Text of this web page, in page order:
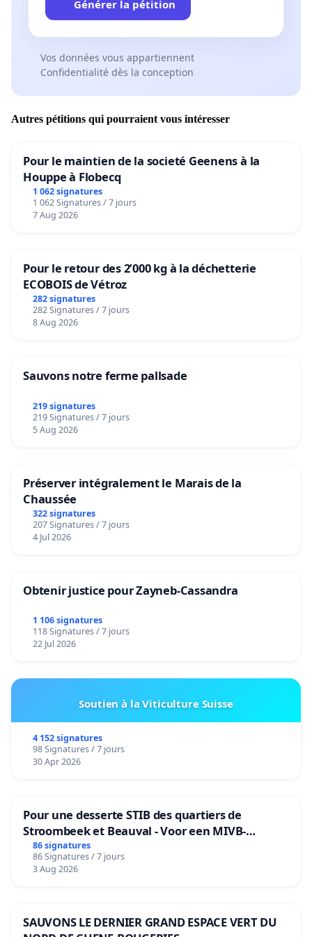
Générer la pétition
Vos données vous appartiennent
Confidentialité dès la conception
Autres pétitions qui pourraient vous intéresser
Pour le maintien de la societé Geenens à la
Houppe à Flobecq
1 062 signatures
1 062 Signatures / 7 jours
7 Aug 2026
Pour le retour des 2’000 kg à la déchetterie
ECOBOIS de Vétroz
282 signatures
282 Signatures / 7 jours
8 Aug 2026
Sauvons notre ferme pallsade
219 signatures
219 Signatures / 7 jours
5 Aug 2026
Préserver intégralement le Marais de la
Chaussée
322 signatures
207 Signatures / 7 jours
4 Jul 2026
Obtenir justice pour Zayneb-Cassandra
1 106 signatures
118 Signatures / 7 jours
22 Jul 2026
Soutien à la Viticulture Suisse
4 152 signatures
98 Signatures / 7 jours
30 Apr 2026
Pour une desserte STIB des quartiers de
Stroombeek et Beauval - Voor een MIVB-
bediening van de wijken Strombeek en Het
Voor
86 signatures
86 Signatures / 7 jours
3 Aug 2026
SAUVONS LE DERNIER GRAND ESPACE VERT DU